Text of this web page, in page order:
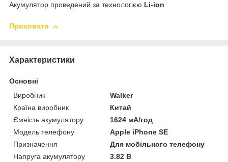
Акумулятор проведений за технологією Li-ion
Приховати
Характеристики
Основні
Виробник
Walker
Країна виробник
Китай
Ємність акумулятору
1624 мА/год
Модель телефону
Apple iPhone SE
Призначення
Для мобільного телефону
Напруга акумулятору
3.82 В